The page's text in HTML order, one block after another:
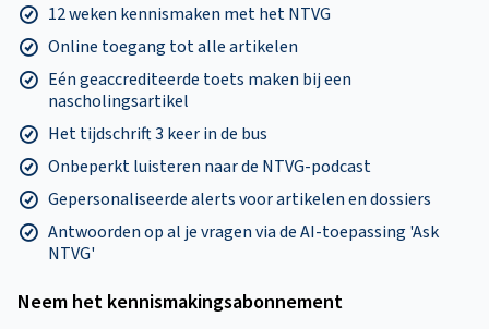
12 weken kennismaken met het NTVG
Online toegang tot alle artikelen
Eén geaccrediteerde toets maken bij een
nascholingsartikel
Het tijdschrift 3 keer in de bus
Onbeperkt luisteren naar de NTVG-podcast
Gepersonaliseerde alerts voor artikelen en dossiers
Antwoorden op al je vragen via de AI-toepassing 'Ask
NTVG'
Neem het kennismakings­abonnement